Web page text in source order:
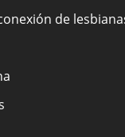
de